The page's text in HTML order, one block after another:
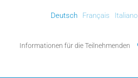
Deutsch Français Italiano
Informationen für die Teilnehmenden